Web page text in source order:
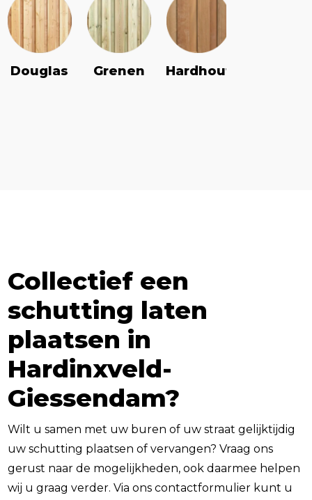
Douglas Grenen Hardhout
Collectief een
schutting laten
plaatsen in
Hardinxveld-
Giessendam?
Wilt u samen met uw buren of uw straat gelijktijdig
uw schutting plaatsen of vervangen? Vraag ons
gerust naar de mogelijkheden, ook daarmee helpen
wij u graag verder. Via ons contactformulier kunt u